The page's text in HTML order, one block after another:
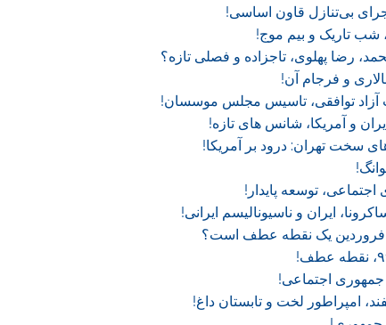
بی‌تنازل قاون اساسی!
شب تاریک و بیم موج!
رضا پهلوی، تاجزاده و فصلی تازه؟
و فرجام آن!‏
آزاد توافقی، تاسیس مجلس موسسان!‏
و آمریکا، شانس های تازه!
سخت تهران: درود بر آمریکا!
توسعه پایدار!
ایران و ناسیونالیسم ایرانی!
جمهوری اجتماعی!‏
امپراطور لخت و تابستان داغ!